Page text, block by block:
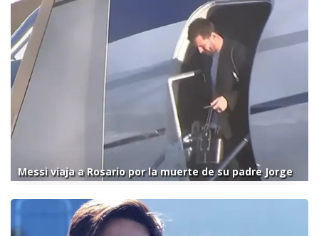
Messi viaja a Rosario por la muerte de su padre Jorge